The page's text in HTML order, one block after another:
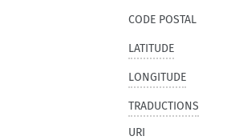
CODE POSTAL
LATITUDE
LONGITUDE
TRADUCTIONS
URI